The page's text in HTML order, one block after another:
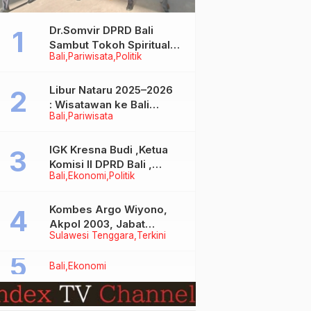
Bali Pariwisata Politik
Dr.Somvir DPRD Bali
Sambut Tokoh Spiritual
India Baba Bageshwar
Bali Pariwisata
Libur Nataru 2025–2026
: Wisatawan ke Bali
Meningkat, Isu Penurunan
Bali Ekonomi Politik
IGK Kresna Budi ,Ketua
Komisi II DPRD Bali ,
Angkat Bicara Soal
Bersubsidi Jenis Solar
Sulawesi Tenggara Terkini
Kombes Argo Wiyono,
Akpol 2003, Jabat
Dirlantas Polda Sultra
Bali Ekonomi